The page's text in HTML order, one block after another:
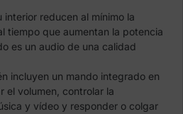
interior reducen al mínimo la
tiempo que aumentan la potencia
es un audio de una calidad
incluyen un mando integrado en
el volumen, controlar la
y vídeo y responder o colgar